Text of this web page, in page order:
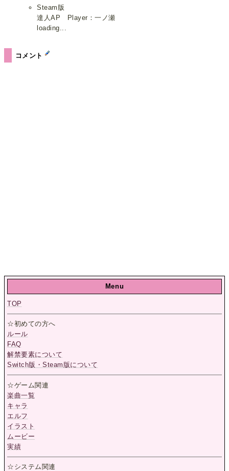
Steam版
達人AP Player：一ノ瀬
loading...
コメント
Menu
TOP
☆初めての方へ
ルール
FAQ
解禁要素について
Switch版・Steam版について
☆ゲーム関連
楽曲一覧
キャラ
エルフ
イラスト
ムービー
実績
☆システム関連